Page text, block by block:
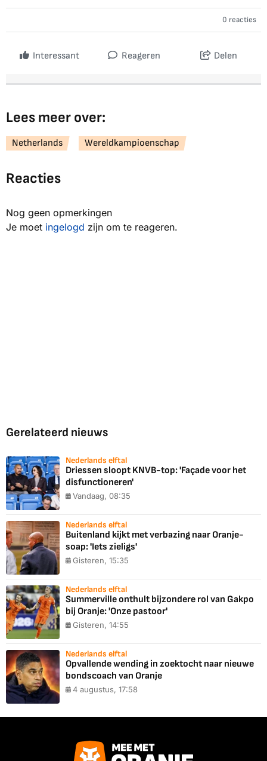
0 reacties
Interessant Reageren Delen
Lees meer over:
Netherlands Wereldkampioenschap
Reacties
Nog geen opmerkingen
Je moet ingelogd zijn om te reageren.
Gerelateerd nieuws
Nederlands elftal
Driessen sloopt KNVB-top: 'Façade voor het
disfunctioneren'
Vandaag, 08:35
Nederlands elftal
Buitenland kijkt met verbazing naar Oranje-
soap: 'Iets zieligs'
Gisteren, 15:35
Nederlands elftal
Summerville onthult bijzondere rol van Gakpo
bij Oranje: 'Onze pastoor'
Gisteren, 14:55
Nederlands elftal
Opvallende wending in zoektocht naar nieuwe
bondscoach van Oranje
4 augustus, 17:58